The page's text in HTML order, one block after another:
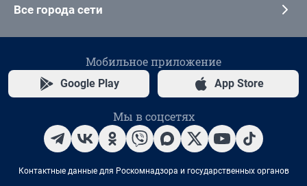
Все города сети
Мобильное приложение
Google Play App Store
Мы в соцсетях
Контактные данные для Роскомнадзора и государственных органов